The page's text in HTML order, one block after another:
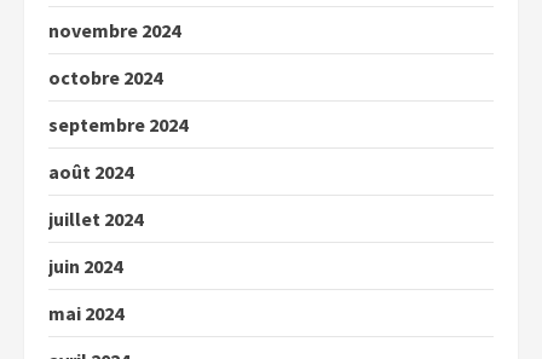
novembre 2024
octobre 2024
septembre 2024
août 2024
juillet 2024
juin 2024
mai 2024